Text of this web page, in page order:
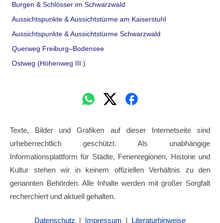
Burgen & Schlösser im Schwarzwald
Aussichtspunkte & Aussichtstürme am Kaiserstuhl
Aussichtspunkte & Aussichtstürme Schwarzwald
Querweg Freiburg–Bodensee
Ostweg (Höhenweg III.)
Texte, Bilder und Grafiken auf dieser Internetseite sind
urheberrechtlich geschützt. Als unabhängige
Informationsplattform für Städte, Ferienregionen, Historie und
Kultur stehen wir in keinem offiziellen Verhältnis zu den
genannten Behörden. Alle Inhalte werden mit großer Sorgfalt
recherchiert und aktuell gehalten.
Datenschutz | Impressum | Literaturhinweise